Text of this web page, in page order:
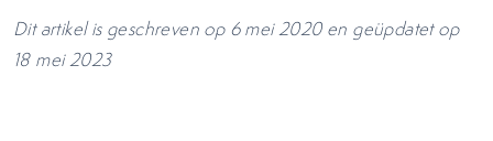
Dit artikel is geschreven op 6 mei 2020 en geüpdatet op
18 mei 2023